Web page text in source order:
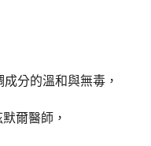
分的溫和與無毒，
爾醫師，